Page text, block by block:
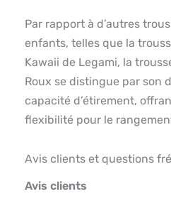
Par rapport à d’autres
enfants, telles que la
Kawaii de Legami, la
Roux se distingue par son
capacité d’étirement,
flexibilité pour le
Avis clients et questions
Avis clients